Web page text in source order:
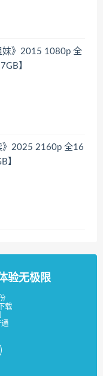
妹》2015 1080p 全
】
》2025 2160p 全16
】
验无极限
载
通